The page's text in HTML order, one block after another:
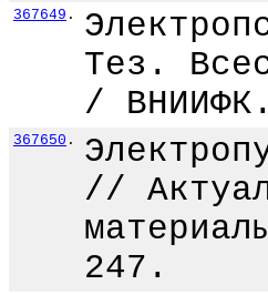
367649 .
Тез.
/
367650 .
//
247.